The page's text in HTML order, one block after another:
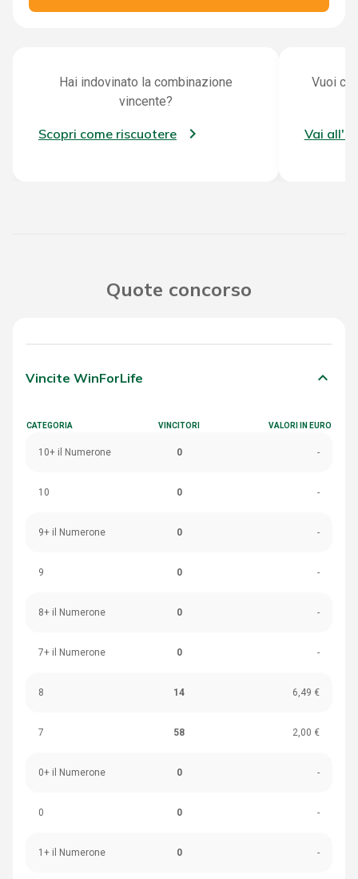
Hai indovinato la combinazione
vincente?
Scopri come riscuotere
Vuoi
Vai
Quote concorso
Vincite WinForLife keyboard_arrow_down
CATEGORIA VINCITORI VALORI IN EURO
10+ il Numerone 0 -
10 0 -
9+ il Numerone 0 -
9 0 -
8+ il Numerone 0 -
7+ il Numerone 0 -
8 14 6,49 €
7 58 2,00 €
0+ il Numerone 0 -
0 0 -
1+ il Numerone 0 -